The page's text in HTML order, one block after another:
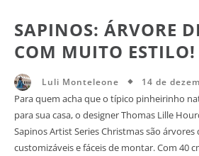
SAPINOS: ÁRVORE
COM MUITO ESTILO!
Luli Monteleone 14 de
Para quem acha que o típico pinheirinho
para sua casa, o designer Thomas Lille
Sapinos Artist Series Christmas são
customizáveis e fáceis de montar. Com 40